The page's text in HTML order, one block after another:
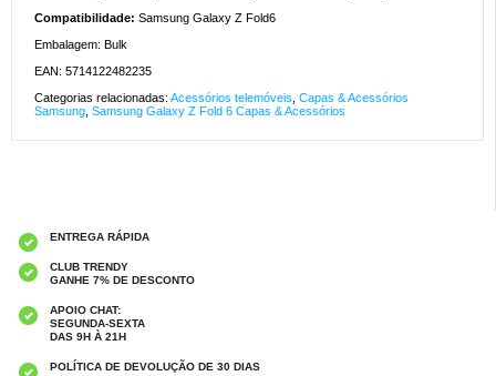
Compatibilidade: Samsung Galaxy Z Fold6
Embalagem: Bulk
EAN: 5714122482235
Categorias relacionadas: Acessórios telemóveis Capas & Acessórios
Samsung Samsung Galaxy Z Fold 6 Capas & Acessórios
ENTREGA RÁPIDA
CLUB TRENDY
GANHE 7% DE DESCONTO
APOIO CHAT:
SEGUNDA-SEXTA
DAS 9H À 21H
POLÍTICA DE DEVOLUÇÃO DE 30 DIAS